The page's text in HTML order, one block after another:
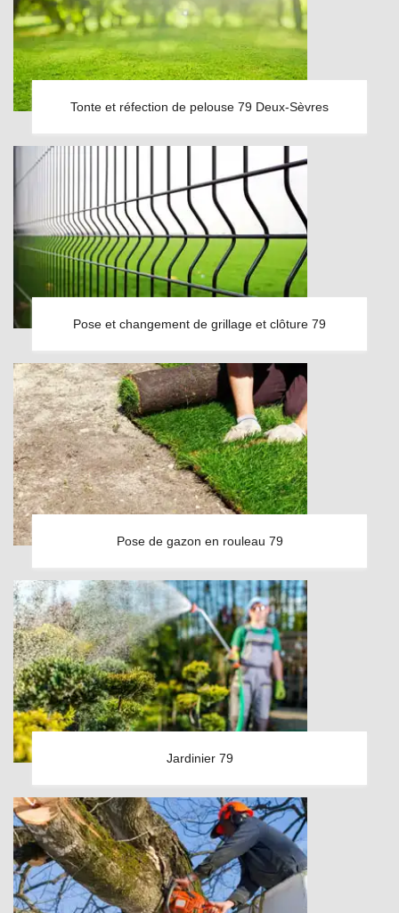
Tonte et réfection de pelouse 79 Deux-Sèvres
Pose et changement de grillage et clôture 79
Pose de gazon en rouleau 79
Jardinier 79